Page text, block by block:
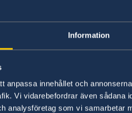
Information
anpassa innehållet och
Vi vidarebefordrar även sådana
analysföretag som vi samarbetar
Ann Linde presents the 2020
of Foreign Policy